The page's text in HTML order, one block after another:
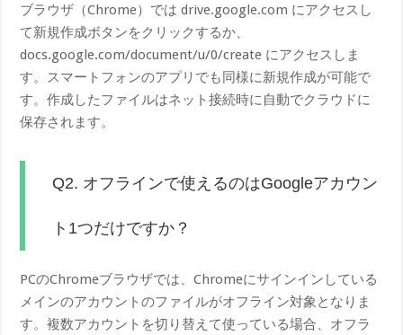
ブラウザ（Chrome）では drive.google.com にアクセスし
て新規作成ボタンをクリックするか、
docs.google.com/document/u/0/create にアクセスしま
す。スマートフォンのアプリでも同様に新規作成が可能で
す。作成したファイルはネット接続時に自動でクラウドに
保存されます。
Q2. オフラインで使えるのはGoogleアカウン
ト1つだけですか？
PCのChromeブラウザでは、Chromeにサインインしている
メインのアカウントのファイルがオフライン対象となりま
す。複数アカウントを切り替えて使っている場合、オフラ